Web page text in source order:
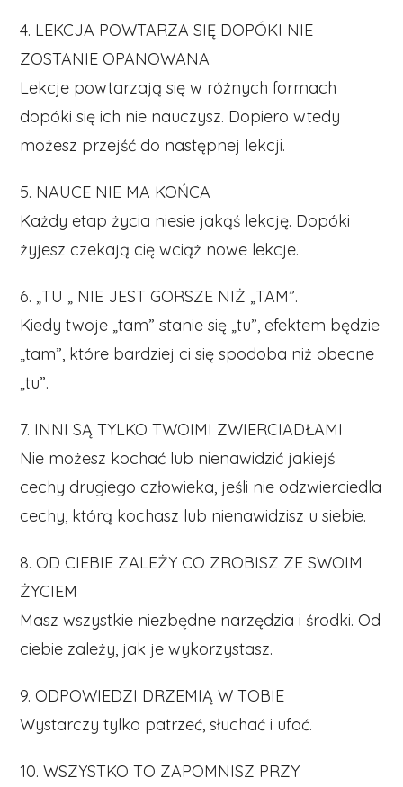
4. LEKCJA POWTARZA SIĘ DOPÓKI NIE
ZOSTANIE OPANOWANA
Lekcje powtarzają się w różnych formach
dopóki się ich nie nauczysz. Dopiero wtedy
możesz przejść do następnej lekcji.
5. NAUCE NIE MA KOŃCA
Każdy etap życia niesie jakąś lekcję. Dopóki
żyjesz czekają cię wciąż nowe lekcje.
6. „TU „ NIE JEST GORSZE NIŻ „TAM”.
Kiedy twoje „tam” stanie się „tu”, efektem będzie
„tam”, które bardziej ci się spodoba niż obecne
„tu”.
7. INNI SĄ TYLKO TWOIMI ZWIERCIADŁAMI
Nie możesz kochać lub nienawidzić jakiejś
cechy drugiego człowieka, jeśli nie odzwierciedla
cechy, którą kochasz lub nienawidzisz u siebie.
8. OD CIEBIE ZALEŻY CO ZROBISZ ZE SWOIM
ŻYCIEM
Masz wszystkie niezbędne narzędzia i środki. Od
ciebie zależy, jak je wykorzystasz.
9. ODPOWIEDZI DRZEMIĄ W TOBIE
Wystarczy tylko patrzeć, słuchać i ufać.
10. WSZYSTKO TO ZAPOMNISZ PRZY